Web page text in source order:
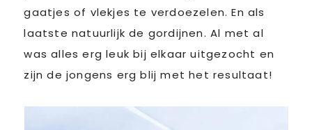
gaatjes of vlekjes te verdoezelen. En als
laatste natuurlijk de gordijnen. Al met al
was alles erg leuk bij elkaar uitgezocht en
zijn de jongens erg blij met het resultaat!